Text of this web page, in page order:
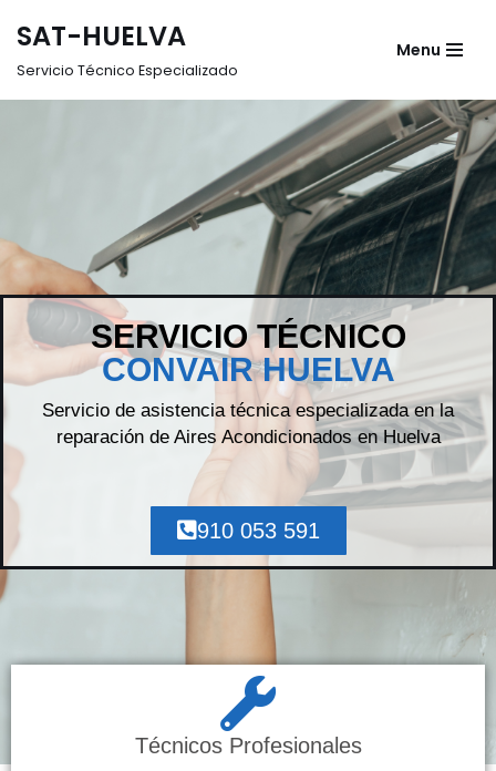
SAT-HUELVA
Servicio Técnico Especializado
Menu
SERVICIO TÉCNICO
CONVAIR HUELVA
Servicio de asistencia técnica especializada en la
reparación de Aires Acondicionados en Huelva
910 053 591
Técnicos Profesionales